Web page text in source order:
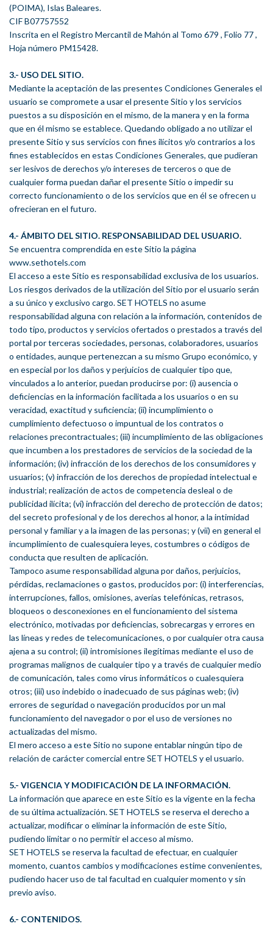
(POIMA), Islas Baleares.
CIF B07757552
Inscrita en el Registro Mercantil de Mahón al Tomo 679 , Folio 77 ,
Hoja número PM15428.
3.- USO DEL SITIO.
Mediante la aceptación de las presentes Condiciones Generales el
usuario se compromete a usar el presente Sitio y los servicios
puestos a su disposición en el mismo, de la manera y en la forma
que en él mismo se establece. Quedando obligado a no utilizar el
presente Sitio y sus servicios con fines ilícitos y/o contrarios a los
fines establecidos en estas Condiciones Generales, que pudieran
ser lesivos de derechos y/o intereses de terceros o que de
cualquier forma puedan dañar el presente Sitio o impedir su
correcto funcionamiento o de los servicios que en él se ofrecen u
ofrecieran en el futuro.
4.- ÁMBITO DEL SITIO. RESPONSABILIDAD DEL USUARIO.
Se encuentra comprendida en este Sitio la página
www.sethotels.com
El acceso a este Sitio es responsabilidad exclusiva de los usuarios.
Los riesgos derivados de la utilización del Sitio por el usuario serán
a su único y exclusivo cargo. SET HOTELS no asume
responsabilidad alguna con relación a la información, contenidos de
todo tipo, productos y servicios ofertados o prestados a través del
portal por terceras sociedades, personas, colaboradores, usuarios
o entidades, aunque pertenezcan a su mismo Grupo económico, y
en especial por los daños y perjuicios de cualquier tipo que,
vinculados a lo anterior, puedan producirse por: (i) ausencia o
deficiencias en la información facilitada a los usuarios o en su
veracidad, exactitud y suficiencia; (ii) incumplimiento o
cumplimiento defectuoso o impuntual de los contratos o
relaciones precontractuales; (iii) incumplimiento de las obligaciones
que incumben a los prestadores de servicios de la sociedad de la
información; (iv) infracción de los derechos de los consumidores y
usuarios; (v) infracción de los derechos de propiedad intelectual e
industrial; realización de actos de competencia desleal o de
publicidad ilícita; (vi) infracción del derecho de protección de datos;
del secreto profesional y de los derechos al honor, a la intimidad
personal y familiar y a la imagen de las personas; y (vii) en general el
incumplimiento de cualesquiera leyes, costumbres o códigos de
conducta que resulten de aplicación.
Tampoco asume responsabilidad alguna por daños, perjuicios,
pérdidas, reclamaciones o gastos, producidos por: (i) interferencias,
interrupciones, fallos, omisiones, averías telefónicas, retrasos,
bloqueos o desconexiones en el funcionamiento del sistema
electrónico, motivadas por deficiencias, sobrecargas y errores en
las líneas y redes de telecomunicaciones, o por cualquier otra causa
ajena a su control; (ii) intromisiones ilegítimas mediante el uso de
programas malignos de cualquier tipo y a través de cualquier medio
de comunicación, tales como virus informáticos o cualesquiera
otros; (iii) uso indebido o inadecuado de sus páginas web; (iv)
errores de seguridad o navegación producidos por un mal
funcionamiento del navegador o por el uso de versiones no
actualizadas del mismo.
El mero acceso a este Sitio no supone entablar ningún tipo de
relación de carácter comercial entre SET HOTELS y el usuario.
5.- VIGENCIA Y MODIFICACIÓN DE LA INFORMACIÓN.
La información que aparece en este Sitio es la vigente en la fecha
de su última actualización. SET HOTELS se reserva el derecho a
actualizar, modificar o eliminar la información de este Sitio,
pudiendo limitar o no permitir el acceso al mismo.
SET HOTELS se reserva la facultad de efectuar, en cualquier
momento, cuantos cambios y modificaciones estime convenientes,
pudiendo hacer uso de tal facultad en cualquier momento y sin
previo aviso.
6.- CONTENIDOS.